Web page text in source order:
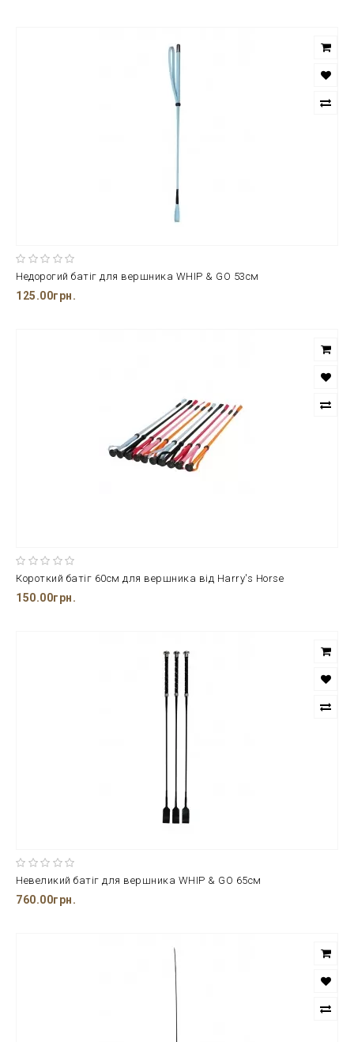
Недорогий батіг для вершника WHIP & GO 53см
125.00грн.
Короткий батіг 60см для вершника від Harry's Horse
150.00грн.
Невеликий батіг для вершника WHIP & GO 65см
760.00грн.